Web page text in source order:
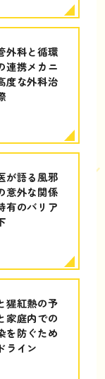
外科と循環
連携メカニ
度な外科治
が語る風邪
意外な関係
有のバリア
猩紅熱の予
家庭内での
を防ぐため
ライン